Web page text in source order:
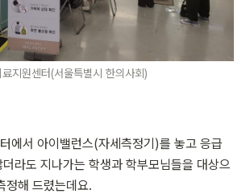
료지원센터(서울특별시 한의사회)
에서 아이밸런스(자세측정기)를 놓고 응급
라도 지나가는 학생과 학부모님들을 대상으
정해 드렸는데요.